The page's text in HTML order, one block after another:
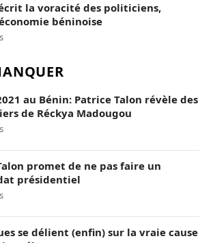
la voracité des politiciens,
béninoise
au Bénin: Patrice Talon révèle des
de Réckya Madougou
promet de ne pas faire un
présidentiel
se délient (enfin) sur la vraie cause